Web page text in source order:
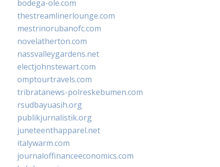
bodega-ole.com
thestreamlinerlounge.com
mestrinorubanofc.com
novelatherton.com
nassvalleygardens.net
electjohnstewart.com
omptourtravels.com
tribratanews-polreskebumen.com
rsudbayuasih.org
publikjurnalistik.org
juneteenthapparel.net
italywarm.com
journaloffinanceeconomics.com